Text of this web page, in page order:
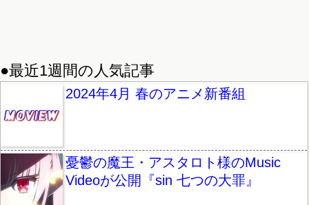
●最近1週間の人気記事
2024年4月 春のアニメ新番組
憂鬱の魔王・アスタロト様のMusic
Videoが公開『sin 七つの大罪』